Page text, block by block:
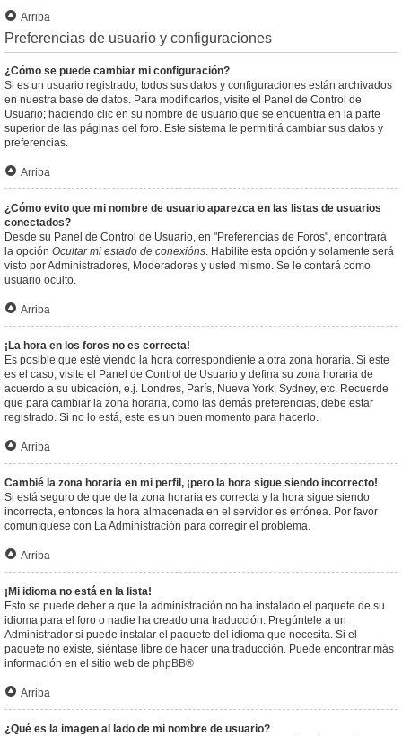
Arriba
Preferencias de usuario y configuraciones
¿Cómo se puede cambiar mi configuración?
Si es un usuario registrado, todos sus datos y configuraciones están archivados
en nuestra base de datos. Para modificarlos, visite el Panel de Control de
Usuario; haciendo clic en su nombre de usuario que se encuentra en la parte
superior de las páginas del foro. Este sistema le permitirá cambiar sus datos y
preferencias.
Arriba
¿Cómo evito que mi nombre de usuario aparezca en las listas de usuarios
conectados?
Desde su Panel de Control de Usuario, en "Preferencias de Foros", encontrará
la opción Ocultar mi estado de conexións. Habilite esta opción y solamente será
visto por Administradores, Moderadores y usted mismo. Se le contará como
usuario oculto.
Arriba
¡La hora en los foros no es correcta!
Es posible que esté viendo la hora correspondiente a otra zona horaria. Si este
es el caso, visite el Panel de Control de Usuario y defina su zona horaria de
acuerdo a su ubicación, e.j. Londres, París, Nueva York, Sydney, etc. Recuerde
que para cambiar la zona horaria, como las demás preferencias, debe estar
registrado. Si no lo está, este es un buen momento para hacerlo.
Arriba
Cambié la zona horaria en mi perfil, ¡pero la hora sigue siendo incorrecto!
Si está seguro de que de la zona horaria es correcta y la hora sigue siendo
incorrecta, entonces la hora almacenada en el servidor es errónea. Por favor
comuníquese con La Administración para corregir el problema.
Arriba
¡Mi idioma no está en la lista!
Esto se puede deber a que la administración no ha instalado el paquete de su
idioma para el foro o nadie ha creado una traducción. Pregúntele a un
Administrador si puede instalar el paquete del idioma que necesita. Si el
paquete no existe, siéntase libre de hacer una traducción. Puede encontrar más
información en el sitio web de phpBB®
Arriba
¿Qué es la imagen al lado de mi nombre de usuario?